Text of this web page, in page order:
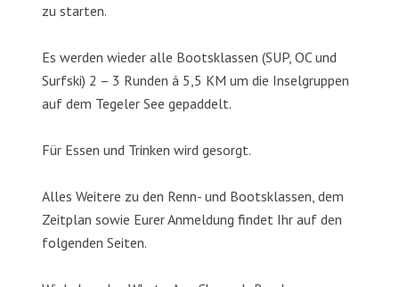
zu starten.
Es werden wieder alle Bootsklassen (SUP, OC und
Surfski) 2 – 3 Runden á 5,5 KM um die Inselgruppen
auf dem Tegeler See gepaddelt.
Für Essen und Trinken wird gesorgt.
Alles Weitere zu den Renn- und Bootsklassen, dem
Zeitplan sowie Eurer Anmeldung findet Ihr auf den
folgenden Seiten.